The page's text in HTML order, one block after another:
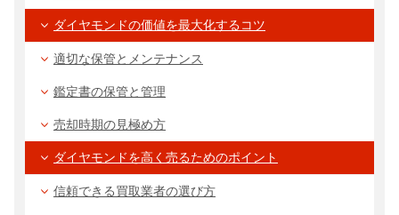
ダイヤモンドの価値を最大化するコツ
適切な保管とメンテナンス
鑑定書の保管と管理
売却時期の見極め方
ダイヤモンドを高く売るためのポイント
信頼できる買取業者の選び方